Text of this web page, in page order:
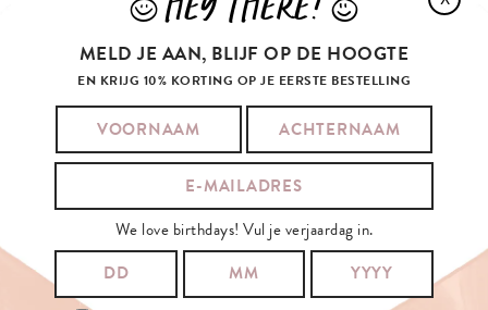
SCHRIJF JE IN OP ONZE NIEUWSBRIEF
JE E-MAILADRES:
MELD JE AAN, BLIJF OP DE HOOGTE
EN KRIJG 10% KORTING OP JE EERSTE BESTELLING
We love birthdays! Vul je verjaardag in.